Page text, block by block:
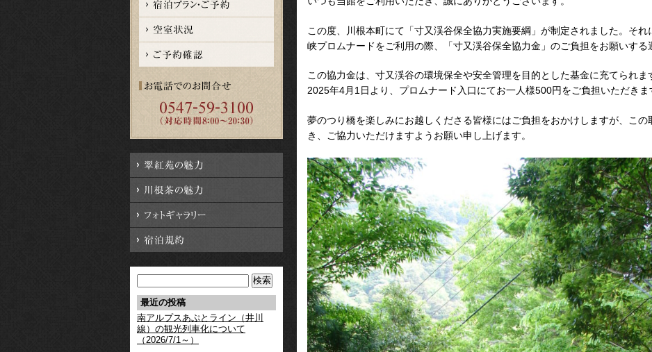
検
索:
最近の投稿
南アルプスあぷとライン（井川
線）の観光列車化について
（2026/7/1～）
この度、川根本町にて「寸又渓谷保全協力実施要綱」が制定されました。それ
峡プロムナードをご利用の際、「寸又渓谷保全協力金」のご負担をお願いする
この協力金は、寸又渓谷の環境保全や安全管理を目的とした基金に充てられま
2025年4月1日より、プロムナード入口にてお一人様500円をご負担いただきま
夢のつり橋を楽しみにお越しくださる皆様にはご負担をおかけしますが、こ
き、ご協力いただけますようお願い申し上げます。